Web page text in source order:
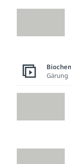
Gärung